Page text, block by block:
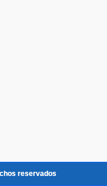
reservados